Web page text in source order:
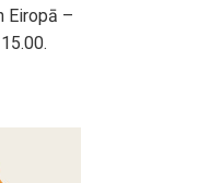
Eiropā –